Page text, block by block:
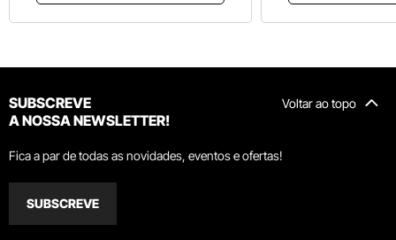
Voltar ao topo
SUBSCREVE
A NOSSA NEWSLETTER!
Fica a par de todas as novidades, eventos e ofertas!
SUBSCREVE